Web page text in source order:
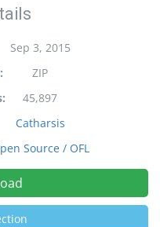
Sep 3, 2015
ZIP
45,897
Catharsis
Source / OFL